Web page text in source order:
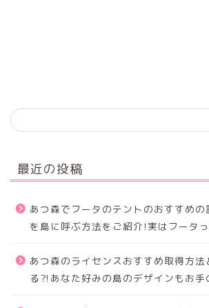
最近の投稿
あつ森でフータのテントのおすすめの
を島に呼ぶ方法をご紹介!実はフータ
あつ森のライセンスおすすめ取得方法
る⁈あなた好みの島のデザインもお手